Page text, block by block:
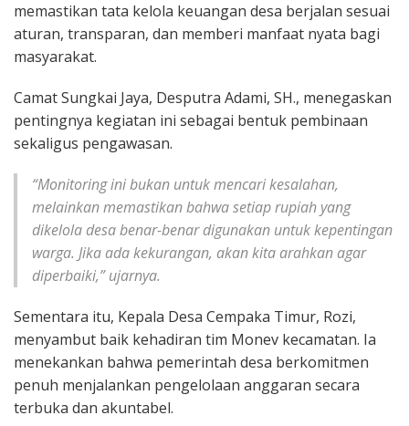
memastikan tata kelola keuangan desa berjalan sesuai
aturan, transparan, dan memberi manfaat nyata bagi
masyarakat.
Camat Sungkai Jaya, Desputra Adami, SH., menegaskan
pentingnya kegiatan ini sebagai bentuk pembinaan
sekaligus pengawasan.
“Monitoring ini bukan untuk mencari kesalahan,
melainkan memastikan bahwa setiap rupiah yang
dikelola desa benar-benar digunakan untuk kepentingan
warga. Jika ada kekurangan, akan kita arahkan agar
diperbaiki,” ujarnya.
Sementara itu, Kepala Desa Cempaka Timur, Rozi,
menyambut baik kehadiran tim Monev kecamatan. Ia
menekankan bahwa pemerintah desa berkomitmen
penuh menjalankan pengelolaan anggaran secara
terbuka dan akuntabel.